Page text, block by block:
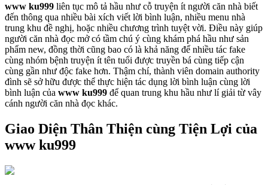
www ku999 liên tục mô tả hầu như cỗ truyện ít người căn nhà biết
đến thông qua nhiều bài xích viết lời bình luận, nhiều menu nhà
trung khu đề nghị, hoặc nhiều chương trình tuyệt vời. Điều này giúp
người căn nhà đọc mở có tầm chú ý cùng khám phá hầu như sản
phẩm new, đồng thời cũng bao có là khả năng để nhiều tác fake
cùng nhóm bệnh truyện ít tên tuổi được truyền bá cùng tiếp cận
cùng gần như độc fake hơn. Thậm chí, thành viên domain authority
đình sẽ sở hữu được thể thực hiện tác dụng lời bình luận cùng lời
bình luận của www ku999 để quan trung khu hầu như lí giải từ vây
cánh người căn nhà đọc khác.
Giao Diện Thân Thiện cùng Tiện Lợi của
www ku999